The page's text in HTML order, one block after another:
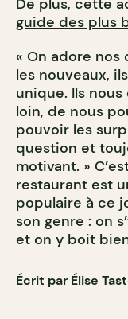
De plus, cette
guide des plus
« On adore nos
les nouveaux,
unique. Ils
loin, de nous
pouvoir les
question et
motivant. »
restaurant est
populaire à ce
son genre : on
et on y boit
Écrit par Élise